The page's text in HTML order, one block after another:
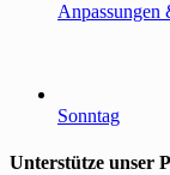
Anpassungen
Sonntag
Unterstütze unser